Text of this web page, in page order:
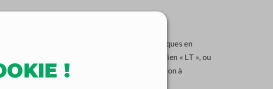
financiers, tels que les Néo banques. Ces banques en
le britannique Revolut, doté de l'IBAN lituanien « LT », ou
des actions et des réunions de sensibilisation à
étroite avec les fédérations et associations
!